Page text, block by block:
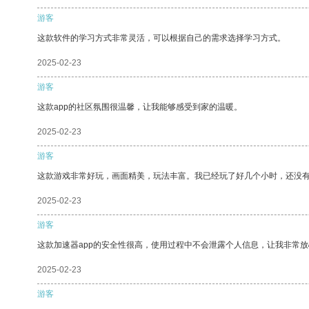
游客
这款软件的学习方式非常灵活，可以根据自己的需求选择学习方式。
2025-02-23
游客
这款app的社区氛围很温馨，让我能够感受到家的温暖。
2025-02-23
游客
这款游戏非常好玩，画面精美，玩法丰富。我已经玩了好几个小时，还没有
2025-02-23
游客
这款加速器app的安全性很高，使用过程中不会泄露个人信息，让我非常放
2025-02-23
游客